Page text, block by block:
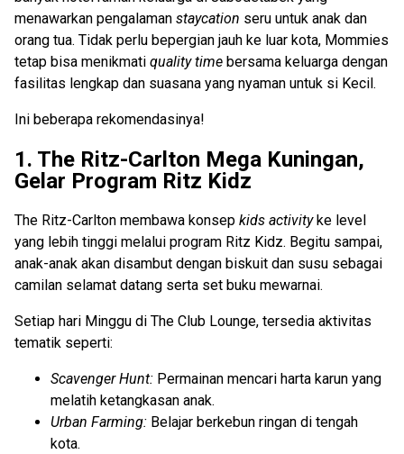
menawarkan pengalaman staycation seru untuk anak dan
orang tua. Tidak perlu bepergian jauh ke luar kota, Mommies
tetap bisa menikmati quality time bersama keluarga dengan
fasilitas lengkap dan suasana yang nyaman untuk si Kecil.
Ini beberapa rekomendasinya!
1. The Ritz-Carlton Mega Kuningan,
Gelar Program Ritz Kidz
The Ritz-Carlton membawa konsep kids activityke level
yang lebih tinggi melalui program Ritz Kidz. Begitu sampai,
anak-anak akan disambut dengan biskuit dan susu sebagai
camilan selamat datang serta set buku mewarnai.
Setiap hari Minggu di The Club Lounge, tersedia aktivitas
tematik seperti:
Scavenger Hunt: Permainan mencari harta karun yang
melatih ketangkasan anak.
Urban Farming: Belajar berkebun ringan di tengah
kota.